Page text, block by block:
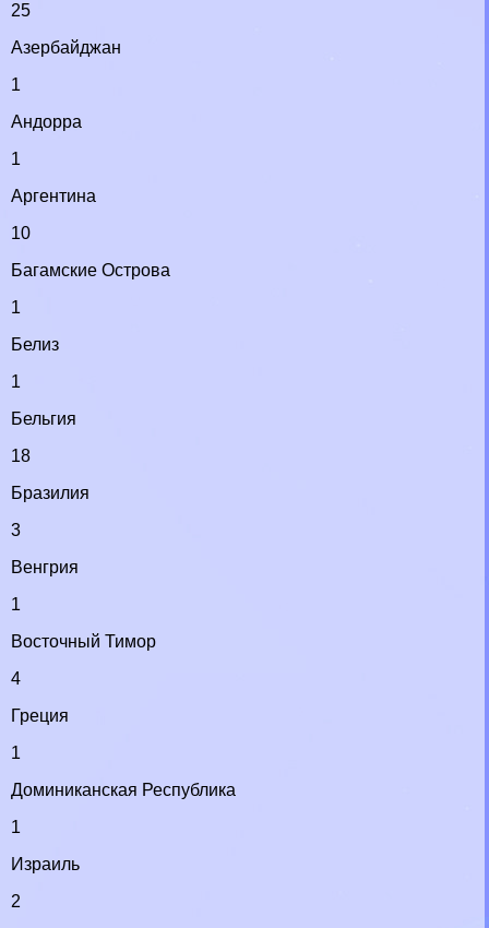
25
Азербайджан
1
Андорра
1
Аргентина
10
Багамские Острова
1
Белиз
1
Бельгия
18
Бразилия
3
Венгрия
1
Восточный Тимор
4
Греция
1
Доминиканская Республика
1
Израиль
2